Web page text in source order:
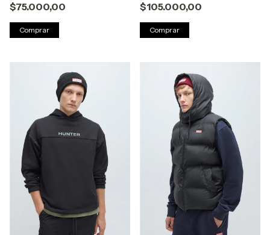
$75.000,00
Comprar
$105.000,00
Comprar